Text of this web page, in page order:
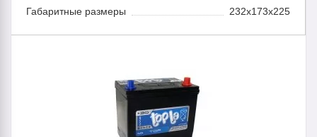
Габаритные размеры
232x173x225